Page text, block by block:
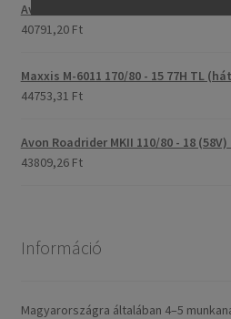
Avon Roadrider MKII 90/90 - 18 51V
40791,20 Ft
Maxxis M-6011 170/80 - 15 77H TL
44753,31 Ft
Avon Roadrider MKII 110/80 - 18
43809,26 Ft
Információ
Magyarországra általában 4–5